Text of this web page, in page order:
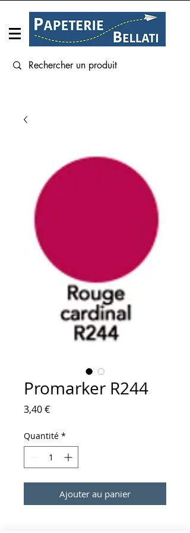
Promarker R244
3,40 €Prix
Quantité *
Ajouter au panier